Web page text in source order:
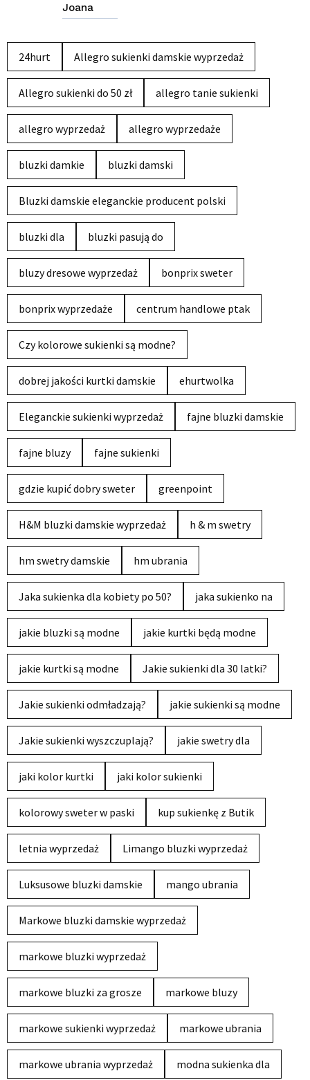
Joana
24hurt Allegro sukienki damskie wyprzedaż
Allegro sukienki do 50 zł allegro tanie sukienki
allegro wyprzedaż allegro wyprzedaże
bluzki damkie bluzki damski
Bluzki damskie eleganckie producent polski
bluzki dla bluzki pasują do
bluzy dresowe wyprzedaż bonprix sweter
bonprix wyprzedaże centrum handlowe ptak
Czy kolorowe sukienki są modne?
dobrej jakości kurtki damskie ehurtwolka
Eleganckie sukienki wyprzedaż fajne bluzki damskie
fajne bluzy fajne sukienki
gdzie kupić dobry sweter greenpoint
H&M bluzki damskie wyprzedaż h & m swetry
hm swetry damskie hm ubrania
Jaka sukienka dla kobiety po 50? jaka sukienko na
jakie bluzki są modne jakie kurtki będą modne
jakie kurtki są modne Jakie sukienki dla 30 latki?
Jakie sukienki odmładzają? jakie sukienki są modne
Jakie sukienki wyszczuplają? jakie swetry dla
jaki kolor kurtki jaki kolor sukienki
kolorowy sweter w paski kup sukienkę z Butik
letnia wyprzedaż Limango bluzki wyprzedaż
Luksusowe bluzki damskie mango ubrania
Markowe bluzki damskie wyprzedaż
markowe bluzki wyprzedaż
markowe bluzki za grosze markowe bluzy
markowe sukienki wyprzedaż markowe ubrania
markowe ubrania wyprzedaż modna sukienka dla